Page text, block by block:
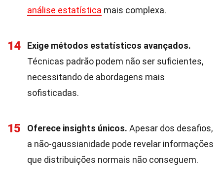
análise estatística mais complexa.
14
Exige métodos estatísticos avançados.
Técnicas padrão podem não ser suficientes,
necessitando de abordagens mais
sofisticadas.
15 Oferece insights únicos. Apesar dos desafios,
a não-gaussianidade pode revelar informações
que distribuições normais não conseguem.